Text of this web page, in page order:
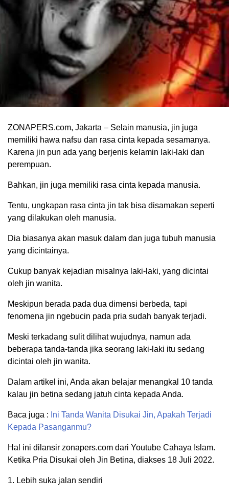
ZONAPERS.com, Jakarta – Selain manusia, jin juga
memiliki hawa nafsu dan rasa cinta kepada sesamanya.
Karena jin pun ada yang berjenis kelamin laki-laki dan
perempuan.
Bahkan, jin juga memiliki rasa cinta kepada manusia.
Tentu, ungkapan rasa cinta jin tak bisa disamakan seperti
yang dilakukan oleh manusia.
Dia biasanya akan masuk dalam dan juga tubuh manusia
yang dicintainya.
Cukup banyak kejadian misalnya laki-laki, yang dicintai
oleh jin wanita.
Meskipun berada pada dua dimensi berbeda, tapi
fenomena jin ngebucin pada pria sudah banyak terjadi.
Meski terkadang sulit dilihat wujudnya, namun ada
beberapa tanda-tanda jika seorang laki-laki itu sedang
dicintai oleh jin wanita.
Dalam artikel ini, Anda akan belajar menangkal 10 tanda
kalau jin betina sedang jatuh cinta kepada Anda.
Baca juga : Ini Tanda Wanita Disukai Jin, Apakah Terjadi
Kepada Pasanganmu?
Hal ini dilansir zonapers.com dari Youtube Cahaya Islam.
Ketika Pria Disukai oleh Jin Betina, diakses 18 Juli 2022.
1. Lebih suka jalan sendiri